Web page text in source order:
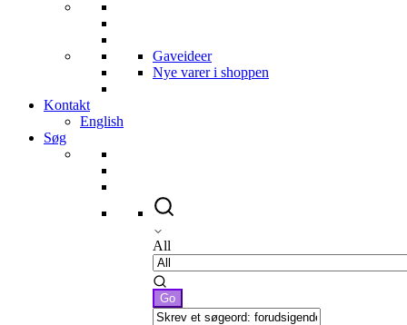
Gaveideer
Nye varer i shoppen
Kontakt
English
Søg
All